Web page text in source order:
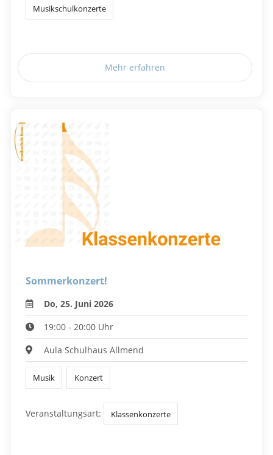
Musikschulkonzerte
Mehr erfahren
Sommerkonzert!
Do, 25. Juni 2026
19:00 - 20:00 Uhr
Aula Schulhaus Allmend
Musik Konzert
Veranstaltungsart: Klassenkonzerte